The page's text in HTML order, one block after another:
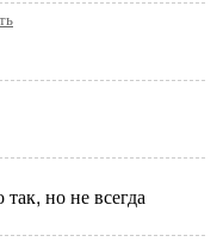
но не всегда